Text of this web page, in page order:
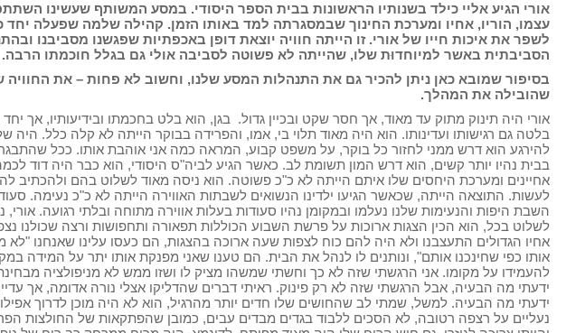
אורי הגיע אליי כילד בשנותיו הראשונות בבית הספר היסודי. במסע המשותף שעשינו
עצמו, הוריו, אחיו ומערכת החינוך שבמסגרתה למד באותו הזמן. קהילה שלמה שפעלה יחד
לשפר את איכות חייו של אורי. זו הייתה חוויה יוצאת דופן באכפתיות שפגשנו מסביבנו
הסביבתית באשר למיוחדוּת שלו, שהייתה לא פשוטה לסביבה אולי גם בגלל חוכמתו הרבה.
בסיפור שמובא כאן ניתן להכיר גם את התנהלות המסע שלנו, וחשוב לא פחות – את החוויה
שהובילה את המהלך.
אורי היה תינוק מתוק עד מאוד, אך חסר שקט ובכיין גדול. בגן, הוא בלט בחכמתו ובידיעותיו, אך
בלטה גם רגישותו ועדינותו. הוא היה מאוד תלוי בי, אמו, והפרידה בבוקר הייתה לא קלה כלל. היה
להירגע הוא דרש ממני לחזור כל בוקר, על משפט קבוע, המראה כמה אני אוהבת אותו. ככל
בבית נהיו יותר קשים, הוא דרש המון תשומת לב. כאשר הגיע לביה"ס היסודי, הוא כבר היה דוד
אחיינים ומערכת היחסים שלו איתם הייתה לא כ"כ פשוטה. הוא ניסה מאוד לשלוט בהם ולהכתיב
לעשות. התוצאה הייתה, שכאשר הגיעו ילדינו הנשואים לשבתות האווירה הייתה לא כ"כ נעימה.
השבת היפות והנעימות שלנו נעלמו ובמקומן נהיו סעודות בעלות אווירה מתוחה ובלתי רגועה. אורי,
לשלוט בכל, הוא הכין הצגות ארוכות על פרשת השבוע הכוללות תפאורה ותחפושות ורצה שכולנו
אחיו הגדולים התעצבנו ולא היה להם כוח לצפות שעה ארוכה בהצגות, הם כעסו עלינו שאנחנו "לא
אותו כפי שחינכנו אותם", ונותנים לו לנהל את הבית. הם טענו שאני מפנקת אותו יתר על המידה
להעמידו על מקומו. אני הרגשתי שזה לא כך וחשתי שמשהו מציק לו ושזו ממש לא מניפולציה
ידעתי מה הבעיה, אבל הרגשתי שזה לא רק פינוק. ראיתי דברים שהדליקו אצלי נורה אדומה, אך
ידעתי מה הבעיה. למשל, שמתי לב שהחושים שלו חדים יותר מהרגיל, הוא לא היה מוכן לדרוך
נעליים על רצפה רטובה, לא הסכים ללבוד בגדים מבדים עבים, כמובן שהפתקאות של החולצות